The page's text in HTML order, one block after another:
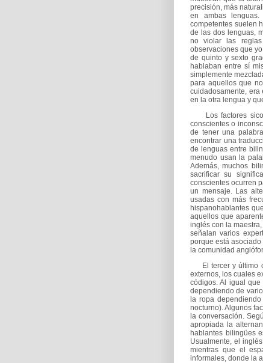
precisión, más
en ambas
competentes suelen
de las dos lenguas,
no violar las
observaciones que
de quinto y sexto
hablaban entre sí
simplemente
para aquellos que
cuidadosamente, era
en la otra lengua y
Los factores
conscientes o
de tener una
encontrar una
de lenguas entre
menudo usan la
Además, muchos
sacrificar su
conscientes ocurren
un mensaje. Las
usadas con más
hispanohablantes
aquellos que
inglés con la
señalan varios
porque está
la comunidad
El tercer y último
externos, los cuales
códigos. Al igual
dependiendo de
la ropa
nocturno). Algunos
la conversación.
apropiada la
hablantes bilingües
Usualmente, el
mientras que el
informales, donde la